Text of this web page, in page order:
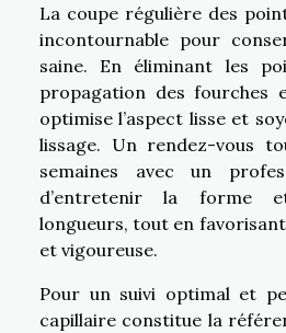
La coupe régulière des
incontournable pour
saine. En éliminant les
propagation des fourches
optimise l’aspect lisse et
lissage. Un rendez-vous
semaines avec un
d’entretenir la forme
longueurs, tout en
et vigoureuse.
Pour un suivi optimal et
capillaire constitue la